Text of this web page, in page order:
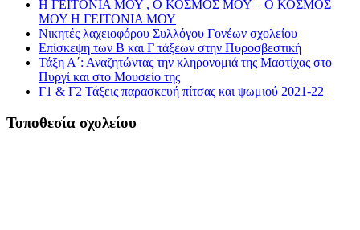
Η ΓΕΙΤΟΝΙΑ ΜΟΥ , Ο ΚΟΣΜΟΣ ΜΟΥ – Ο ΚΟΣΜΟΣ
ΜΟΥ Η ΓΕΙΤΟΝΙΑ ΜΟΥ
Νικητές λαχειοφόρου Συλλόγου Γονέων σχολείου
Επίσκεψη των Β και Γ τάξεων στην Πυροσβεστική
Τάξη Α΄: Αναζητώντας την κληρονομιά της Μαστίχας στο
Πυργί και στο Μουσείο της
Γ1 & Γ2 Τάξεις παρασκευή πίτσας και ψωμιού 2021-22
Τοποθεσία σχολείου